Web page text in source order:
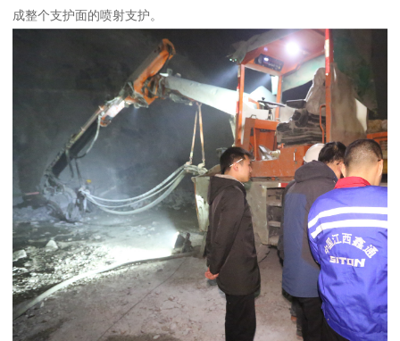
成整个支护面的喷射支护。